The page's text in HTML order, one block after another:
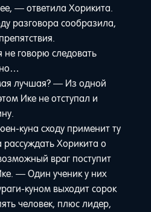
— ответила Хорикита.
разговора сообразила,
говорю следовать
но…
лучшая? — Из одной
Ике не отступал и
куна сходу применит ту
Хорикита о
враг поступит
— Один ученик у них
куном выходит сорок
человек, плюс лидер,